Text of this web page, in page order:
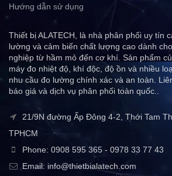
Hướng dẫn sử dụng
Thiết bị ALATECH, là nhà phân phối uy tín
lường và cảm biến chất lượng cao dành
nghiệp từ hầm mỏ đến cơ khí. Sản phẩm
máy đo nhiệt độ, khí độc, độ ồn và nhiều
nhu cầu đo lường chính xác và an toàn.
báo giá và dịch vụ phân phối toàn quốc..
21/9N đường Ấp Đông 4-2, Thới Tam
TPHCM
Phone: 0908 595 365 - 0978 33 77 43
Email: info@thietbialatech.com